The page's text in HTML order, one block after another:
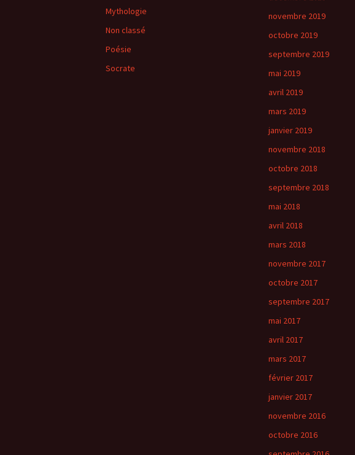
novembre 2019
octobre 2019
septembre 2019
mai 2019
avril 2019
mars 2019
janvier 2019
novembre 2018
octobre 2018
septembre 2018
mai 2018
avril 2018
mars 2018
novembre 2017
octobre 2017
septembre 2017
mai 2017
avril 2017
mars 2017
février 2017
janvier 2017
novembre 2016
octobre 2016
Mythologie
Non classé
Poésie
Socrate